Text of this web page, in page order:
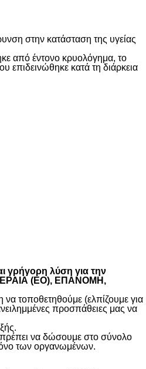
στην κατάσταση της υγείας
από έντονο κρυολόγημα, το
επιδεινώθηκε κατά τη διάρκεια
γρήγορη λύση για την
(ΕΟ), ΕΠΑΝΟΜΗ,
τοποθετηθούμε (ελπίζουμε για
προσπάθειες μας να
πρέπει να δώσουμε στο σύνολο
των οργανωμένων.